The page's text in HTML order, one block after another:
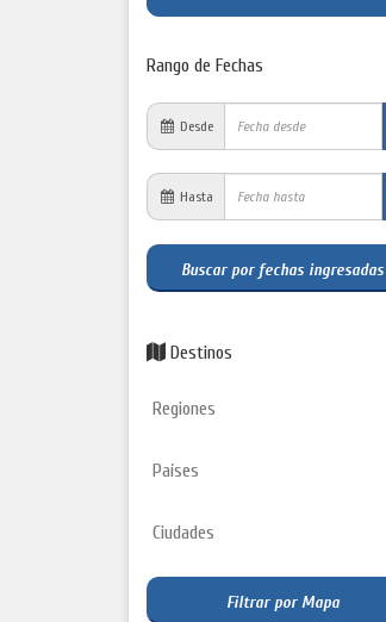
Rango de Fechas
Desde
Hasta
Buscar por fechas ingresadas
Destinos
Filtrar por Mapa